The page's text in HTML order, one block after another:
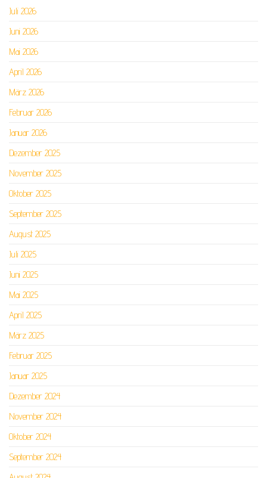
Juli 2026
Juni 2026
Mai 2026
April 2026
März 2026
Februar 2026
Januar 2026
Dezember 2025
November 2025
Oktober 2025
September 2025
August 2025
Juli 2025
Juni 2025
Mai 2025
April 2025
März 2025
Februar 2025
Januar 2025
Dezember 2024
November 2024
Oktober 2024
September 2024